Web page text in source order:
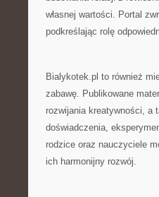
własnej wartości. Portal
podkreślając rolę
Bialykotek.pl to również
zabawę. Publikowane
rozwijania kreatywności, a
doświadczenia,
rodzice oraz nauczyciele
ich harmonijny rozwój.